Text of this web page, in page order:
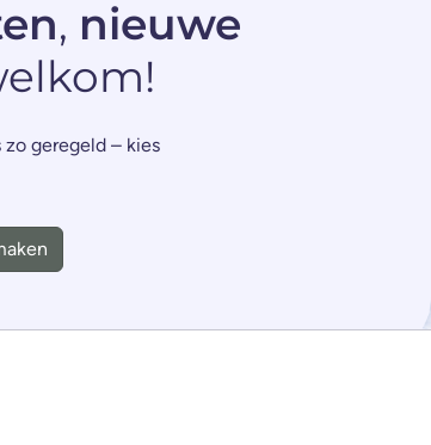
, nieuwe
geregeld – kies